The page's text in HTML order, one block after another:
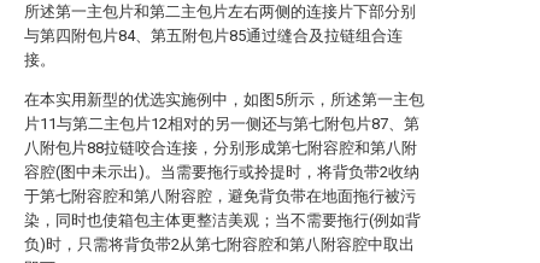
所述第一主包片和第二主包片左右两侧的连接片下部分别
与第四附包片84、第五附包片85通过缝合及拉链组合连
接。
在本实用新型的优选实施例中，如图5所示，所述第一主包
片11与第二主包片12相对的另一侧还与第七附包片87、第
八附包片88拉链咬合连接，分别形成第七附容腔和第八附
容腔(图中未示出)。当需要拖行或拎提时，将背负带2收纳
于第七附容腔和第八附容腔，避免背负带在地面拖行被污
染，同时也使箱包主体更整洁美观；当不需要拖行(例如背
负)时，只需将背负带2从第七附容腔和第八附容腔中取出